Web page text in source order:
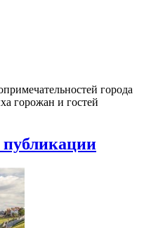
города
горожан и гостей
публикации